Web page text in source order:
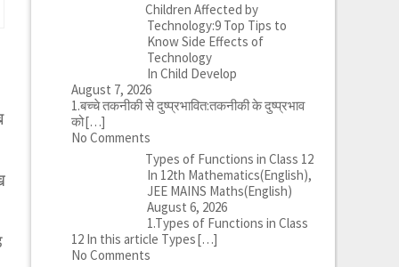
Children Affected by
Technology:9 Top Tips to
Know Side Effects of
Technology
In Child Develop
August 7, 2026
1.बच्चे तकनीकी से दुष्प्रभावित:तकनीकी के दुष्प्रभाव
को[…]
No Comments
Types of Functions in Class 12
In 12th Mathematics(English),
JEE MAINS Maths(English)
August 6, 2026
1.Types of Functions in Class
12 In this article Types[…]
No Comments